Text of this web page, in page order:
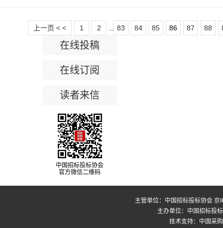
上一页 < < 1 2 ... 83 84 85 86 87 88
在线投稿
在线订阅
读者来信
中国招标投标协会
官方微信二维码
主管单位：中国招标投标协会 京
主办单位：中国招标投
技术支持：中国采